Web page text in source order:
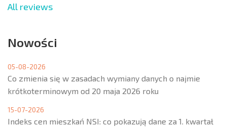
All reviews
Nowości
05-08-2026
Co zmienia się w zasadach wymiany danych o najmie
krótkoterminowym od 20 maja 2026 roku
15-07-2026
Indeks cen mieszkań NSI: co pokazują dane za 1. kwartał